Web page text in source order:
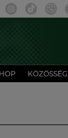
KÖZÖSSÉG